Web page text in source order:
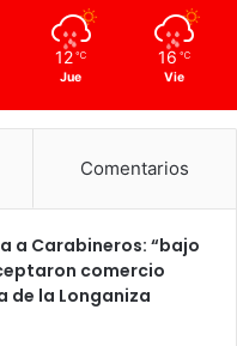
12 ℃
Jue
16 ℃
Vie
Comentarios
a Carabineros: “bajo
comercio
de la Longaniza